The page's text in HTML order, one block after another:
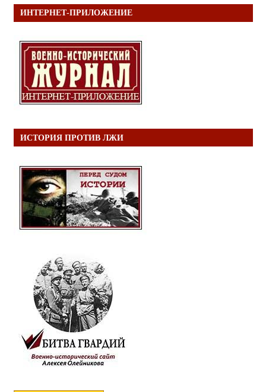
ИНТЕРНЕТ-ПРИЛОЖЕНИЕ
ИСТОРИЯ ПРОТИВ ЛЖИ